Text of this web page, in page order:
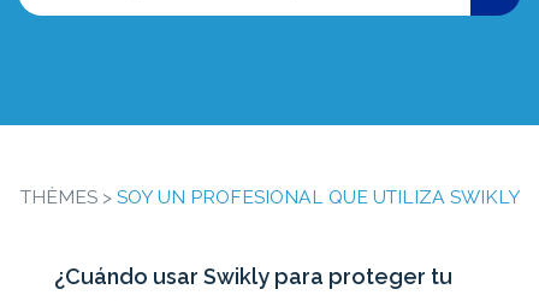
THÈMES > SOY UN PROFESIONAL QUE UTILIZA SWIKLY
¿Cuándo usar Swikly para proteger tu